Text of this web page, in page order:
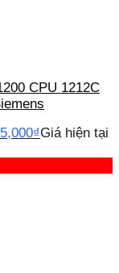
CPU 1212C
₫Giá hiện tại